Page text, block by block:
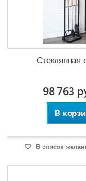
Стеклянная
98 763
В
В список